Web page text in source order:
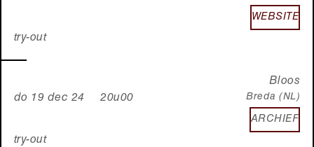
try-out
WEBSITE
do 19 dec 24 20u00
try-out
Bloos
Breda (NL)
ARCHIEF